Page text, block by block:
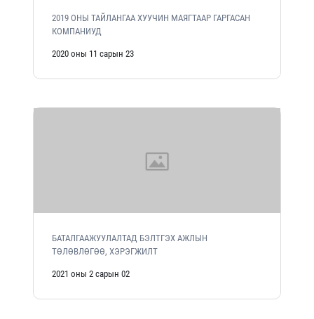
2019 ОНЫ ТАЙЛАНГАА ХУУЧИН МАЯГТААР ГАРГАСАН
КОМПАНИУД
2020 оны 11 сарын 23
БАТАЛГААЖУУЛАЛТАД БЭЛТГЭХ АЖЛЫН
ТӨЛӨВЛӨГӨӨ, ХЭРЭГЖИЛТ
2021 оны 2 сарын 02